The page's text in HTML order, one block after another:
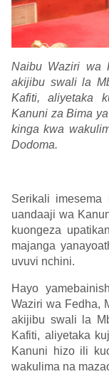
Naibu Waziri wa
akijibu swali la
Kafiti, aliyetaka
Kanuni za Bima
kinga kwa
Dodoma.
Serikali imesema
uandaaji wa
kuongeza
majanga
uvuvi nchini.
Hayo
Waziri wa Fedha,
akijibu swali la
Kafiti, aliyetaka
Kanuni hizo ili
wakulima na